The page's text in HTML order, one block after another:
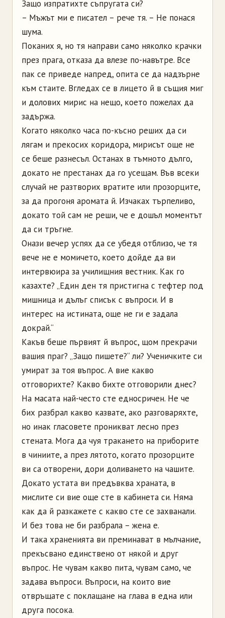
Защо изпратихте съпругата си?
– Мъжът ми е писател – рече тя. – Не понася
шума.
Поканих я, но тя направи само няколко крачки
през прага, отказа да влезе по-навътре. Все
пак се приведе напред, опита се да надзърне
към стаите. Вгледах се в лицето й в същия миг
и долових мирис на нещо, което пожелах да
задържа.
Когато няколко часа по-късно реших да си
лягам и прекосих коридора, мирисът още не
се беше разнесъл. Останах в тъмното дълго,
докато не престанах да го усещам. Във всеки
случай не разтворих вратите или прозорците,
за да прогоня аромата й. Изчаках търпеливо,
докато той сам не реши, че е дошъл моментът
да си тръгне.
Онази вечер успях да се убедя отблизо, че тя
вече не е момичето, което дойде да ви
интервюира за училищния вестник. Как го
казахте? „Един ден тя пристигна с тефтер под
мишница и дълъг списък с въпроси. И в
интерес на истината, още не ги е задала
докрай.“
Какъв беше първият й въпрос, щом прекрачи
вашия праг? „Защо пишете?“ ли? Ученичките си
умират за тоя въпрос. А вие какво
отговорихте? Какво бихте отговорили днес?
На масата най-често сте едносричен. Не че
бих разбрал какво казвате, ако разговаряхте,
но инак гласовете проникват лесно през
стената. Мога да чуя тракането на приборите
в чиниите, а през лятото, когато прозорците
ви са отворени, дори доливането на чашите.
Докато устата ви предъвква храната, в
мислите си вие още сте в кабинета си. Няма
как да й разкажете с какво сте се захванали.
И без това не би разбрала – жена е.
И така храненията ви преминават в мълчание,
прекъсвано единствено от някой и друг
въпрос. Не чувам какво пита, чувам само, че
задава въпроси. Въпроси, на които вие
отвръщате с поклащане на глава в една или
друга посока.